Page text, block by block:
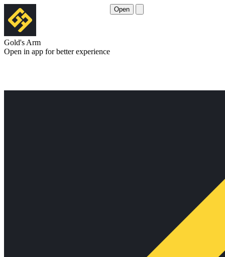
Gold's Arm
Open in app for better experience
Open